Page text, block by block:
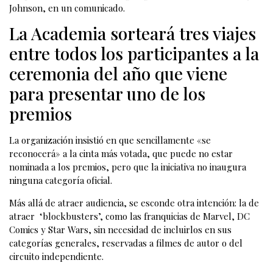
Johnson, en un comunicado.
La Academia sorteará tres viajes
entre todos los participantes a la
ceremonia del año que viene
para presentar uno de los
premios
La organización insistió en que sencillamente «se
reconocerá» a la cinta más votada, que puede no estar
nominada a los premios, pero que la iniciativa no inaugura
ninguna categoría oficial.
Más allá de atraer audiencia, se esconde otra intención: la de
atraer ‘blockbusters’, como las franquicias de Marvel, DC
Comics y Star Wars, sin necesidad de incluirlos en sus
categorías generales, reservadas a filmes de autor o del
circuito independiente.